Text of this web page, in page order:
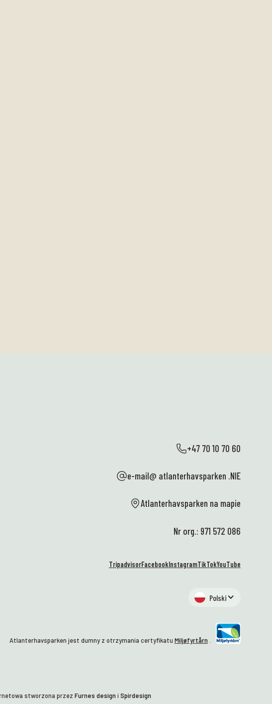
+47 70 10 70 60
e-mail@ atlanterhavsparken .NIE
Atlanterhavsparken na mapie
Nr org.: 971 572 086
TripadvisorFacebookInstagramTikTokYouTube
Polski
Atlanterhavsparken jest dumny z otrzymania certyfikatu Miljøfyrtårn.
stworzona przez Furnes designi Spirdesign